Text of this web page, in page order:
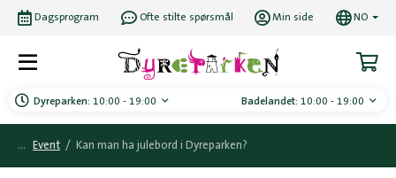
Dyreparken: 10:00 - 19:00 Badelandet: 10:00 - 19:00
Dagsprogram Ofte stilte spørsmål Min side NO
Event / Kan man ha julebord i Dyreparken?